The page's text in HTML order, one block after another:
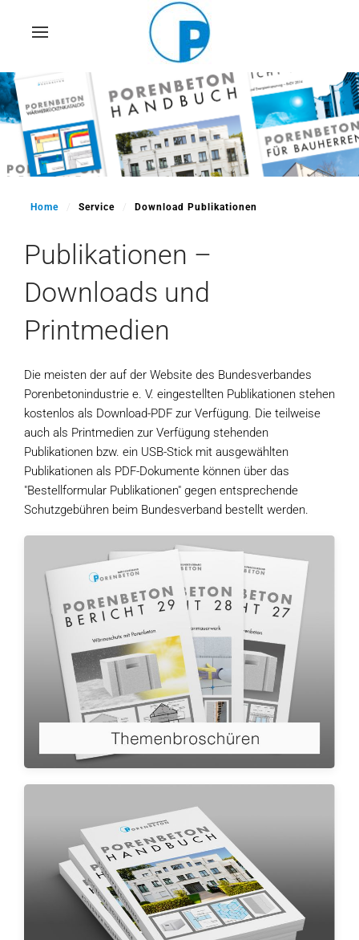
Skip
content
Home Service Download Publikationen
Publikationen –
Downloads und
Printmedien
Die meisten der auf der Website des Bundesverbandes
Porenbetonindustrie e. V. eingestellten Publikationen stehen
kostenlos als Download-PDF zur Verfügung. Die teilweise
auch als Printmedien zur Verfügung stehenden
Publikationen bzw. ein USB-Stick mit ausgewählten
Publikationen als PDF-Dokumente können über das
"Bestellformular Publikationen" gegen entsprechende
Schutzgebühren beim Bundesverband bestellt werden.